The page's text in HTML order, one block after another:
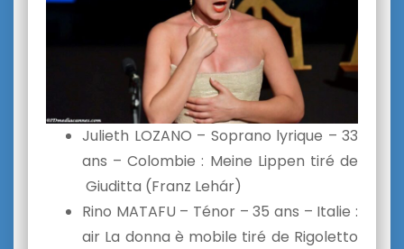
Julieth LOZANO – Soprano lyrique – 33
ans – Colombie : Meine Lippen tiré de
Giuditta (Franz Lehár)
Rino MATAFU – Ténor – 35 ans – Italie :
air La donna è mobile tiré de Rigoletto